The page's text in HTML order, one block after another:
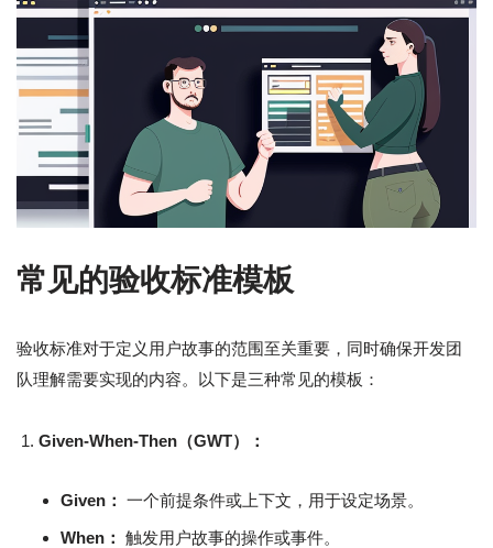
常见的验收标准模板
验收标准对于定义用户故事的范围至关重要，同时确保开发团
队理解需要实现的内容。以下是三种常见的模板：
Given-When-Then（GWT）：
Given： 一个前提条件或上下文，用于设定场景。
When： 触发用户故事的操作或事件。